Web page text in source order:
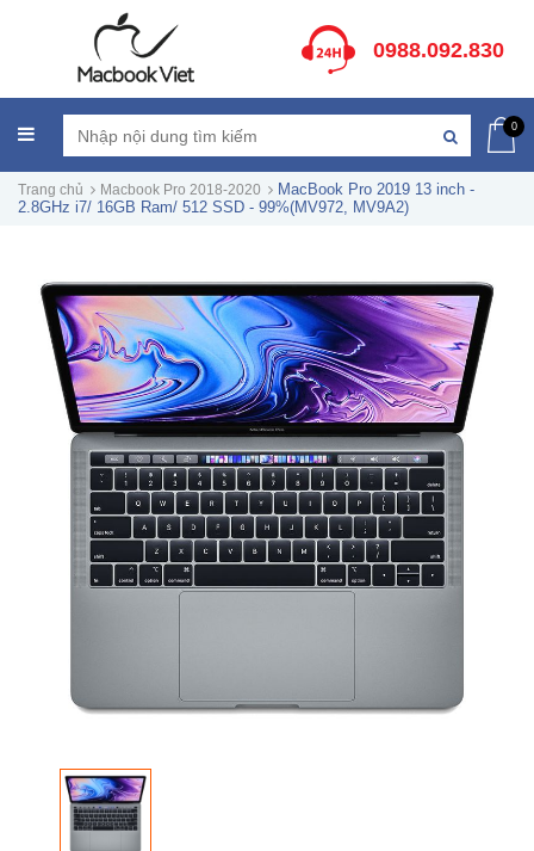
0988.092.830
0
Trang chủ Macbook Pro 2018-2020
MacBook Pro 2019 13 inch -
2.8GHz i7/ 16GB Ram/ 512 SSD - 99%(MV972, MV9A2)